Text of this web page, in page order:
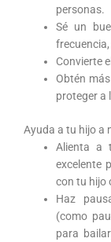
personas.
Sé un
Convierte
Obtén
proteger a
Ayuda a tu hijo a
Alienta a
excelente
con tu hijo
Haz
(como
para